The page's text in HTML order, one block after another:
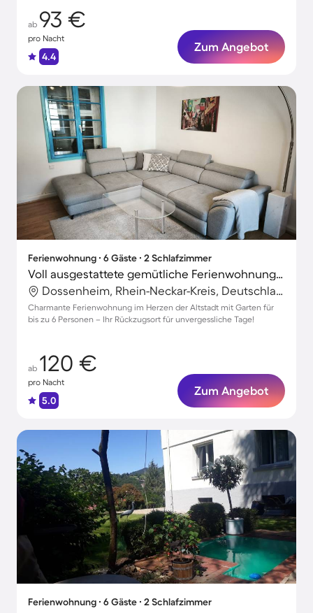
ab 93 €
pro Nacht
4.4
Zum Angebot
Ferienwohnung ∙ 6 Gäste ∙ 2 Schlafzimmer
Voll ausgestattete gemütliche Ferienwohnung mit Garten und Grill | Heidelberger Schloss-Nähe | Gartenblick
Dossenheim, Rhein-Neckar-Kreis, Deutschland
Charmante Ferienwohnung im Herzen der Altstadt mit Garten für
bis zu 6 Personen – Ihr Rückzugsort für unvergessliche Tage!
ab 120 €
pro Nacht
5.0
Zum Angebot
Ferienwohnung ∙ 6 Gäste ∙ 2 Schlafzimmer